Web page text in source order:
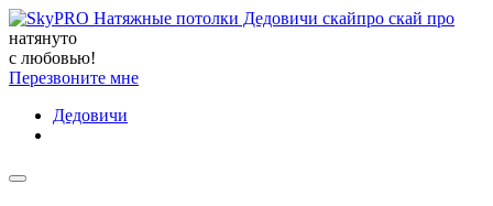
натянуто
с любовью!
Перезвоните мне
Дедовичи